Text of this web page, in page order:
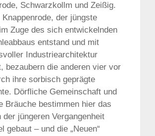
Schwarzkollm und Zeißig.
Knappenrode, der jüngste
Zuge des sich entwickelnden
entstand und mit
Industriearchitektur
bezaubern die anderen vier vor
ihre sorbisch geprägte
Dörfliche Gemeinschaft und
Bräuche bestimmen hier das
der jüngeren Vergangenheit
gebaut – und die „Neuen“